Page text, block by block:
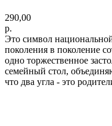
290,00
р.
Это символ
поколения в поколение
одно торжественное
семейный стол,
что два угла - это